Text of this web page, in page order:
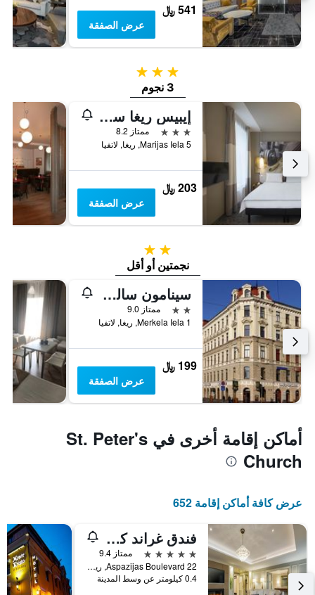
541 ﷼
عرض الصفقة
3 نجوم
3 نجوم
إيبيس ريغا سنتر
3 نجوم
ممتاز 8.2
Marijas Iela 5, ريغا, لاتفيا
203 ﷼
عرض الصفقة
2 نجمتين
نجمتين أو أقل
سينامون سالي باكباكرز هوستل
2 نجمتين
ممتاز 9.0
1 Merkela Iela, ريغا, لاتفيا
199 ﷼
عرض الصفقة
أماكن إقامة أخرى في St. Peter's
Church
عرض كافة أماكن إقامة 652
فندق غراند كمبينسكي ريغا
5 نجوم
ممتاز 9.4
Aspazijas Boulevard 22, ريغا, لاتفيا
0.4 كيلومتر عن وسط المدينة